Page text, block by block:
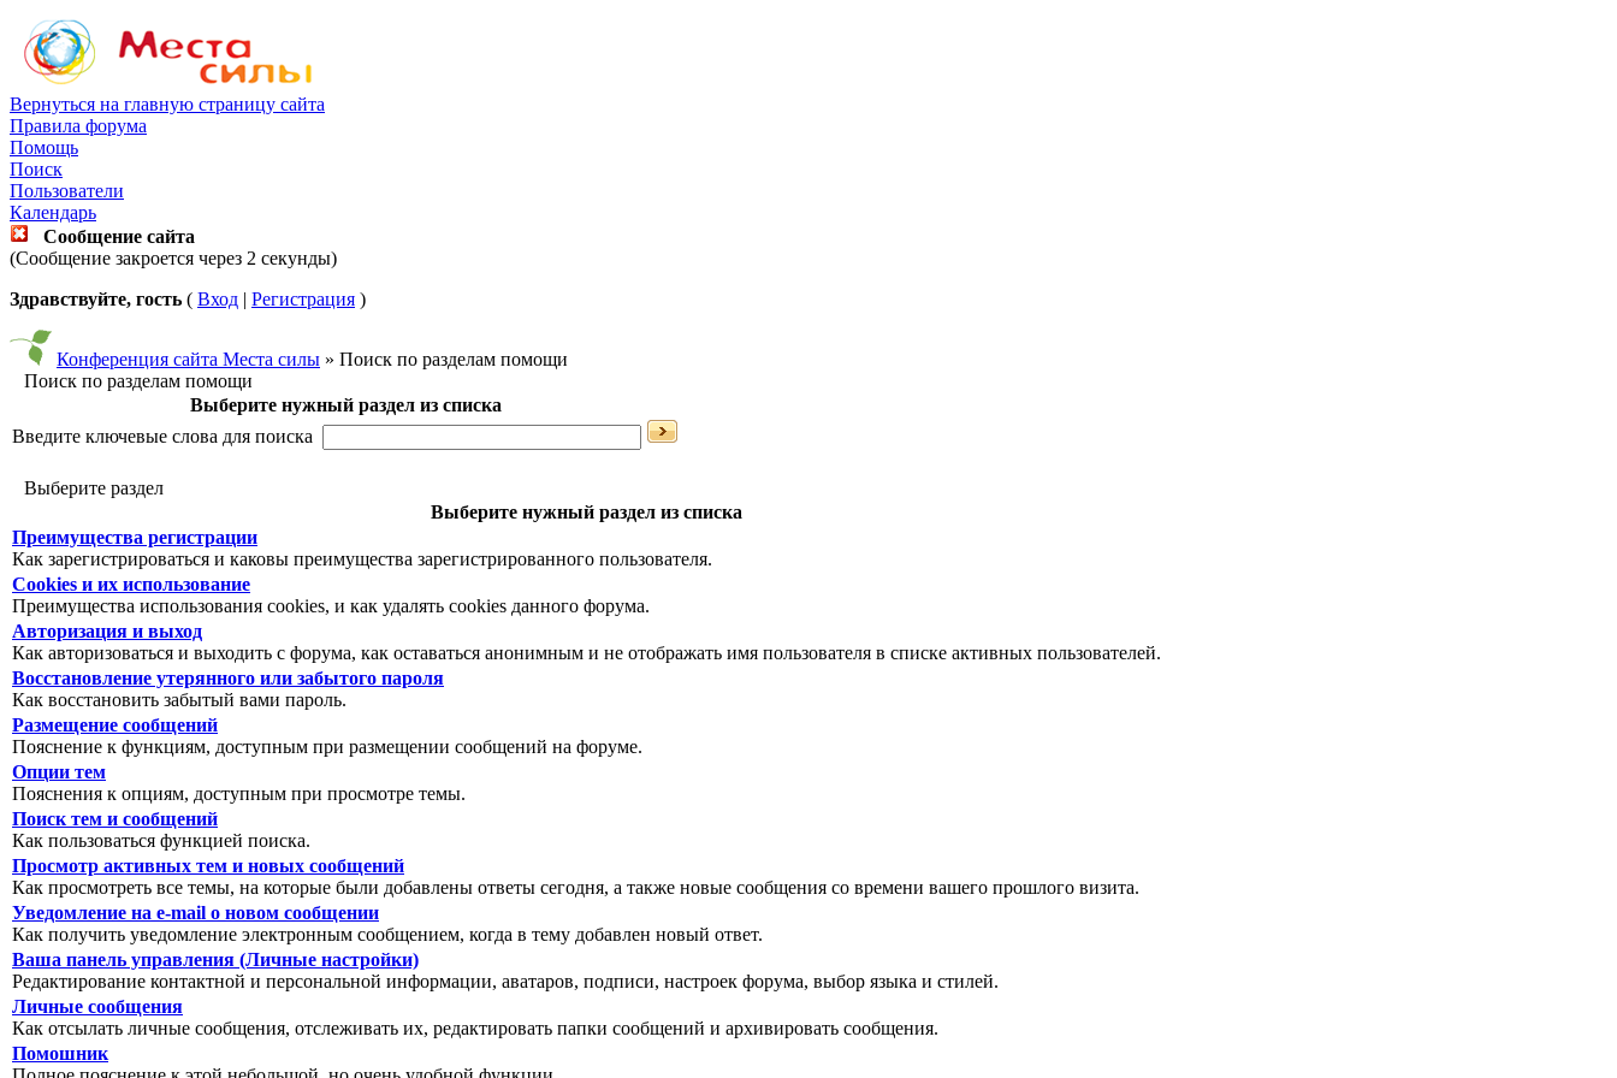
Вернуться на главную страницу сайта
Правила форума
Помощь
Поиск
Пользователи
Календарь
Сообщение сайта
(Сообщение закроется через 2 секунды)
Здравствуйте, гость ( Вход | Регистрация )
Конференция сайта Места силы » Поиск по разделам помощи
Поиск по разделам помощи
Выберите нужный раздел из списка
Введите ключевые слова для поиска
Выберите раздел
Выберите нужный раздел из списка
Преимущества регистрации
Как зарегистрироваться и каковы преимущества зарегистрированного пользователя.
Cookies и их использование
Преимущества использования cookies, и как удалять cookies данного форума.
Авторизация и выход
Как авторизоваться и выходить с форума, как оставаться анонимным и не отображать имя пользователя в списке активных пользователей.
Восстановление утерянного или забытого пароля
Как восстановить забытый вами пароль.
Размещение сообщений
Пояснение к функциям, доступным при размещении сообщений на форуме.
Опции тем
Пояснения к опциям, доступным при просмотре темы.
Поиск тем и сообщений
Как пользоваться функцией поиска.
Просмотр активных тем и новых сообщений
Как просмотреть все темы, на которые были добавлены ответы сегодня, а также новые сообщения со времени вашего прошлого визита.
Уведомление на е-mail о новом сообщении
Как получить уведомление электронным сообщением, когда в тему добавлен новый ответ.
Ваша панель управления (Личные настройки)
Редактирование контактной и персональной информации, аватаров, подписи, настроек форума, выбор языка и стилей.
Личные сообщения
Как отсылать личные сообщения, отслеживать их, редактировать папки сообщений и архивировать сообщения.
Помошник